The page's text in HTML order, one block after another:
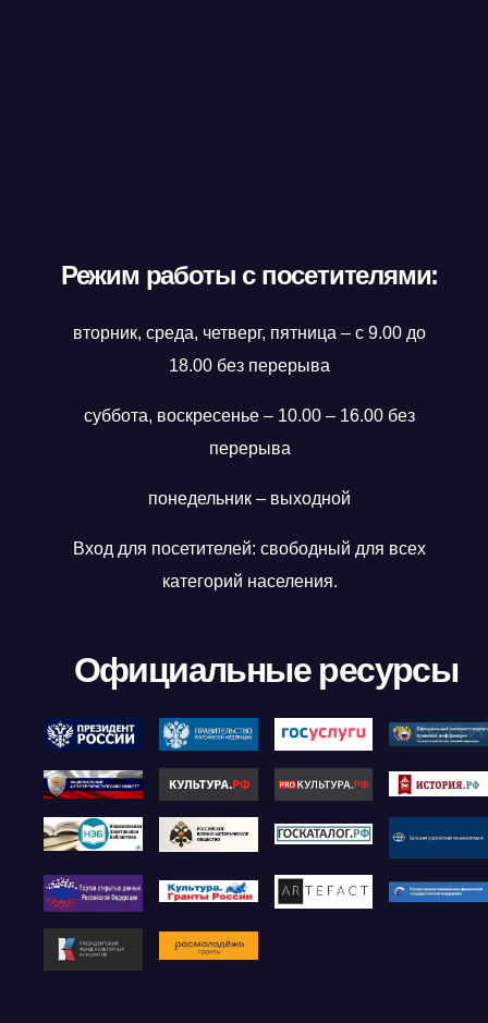
Режим работы с посетителями:
вторник, среда, четверг, пятница – с 9.00 до
18.00 без перерыва
суббота, воскресенье – 10.00 – 16.00 без
перерыва
понедельник – выходной
Вход для посетителей: свободный для всех
категорий населения.
Официальные ресурсы